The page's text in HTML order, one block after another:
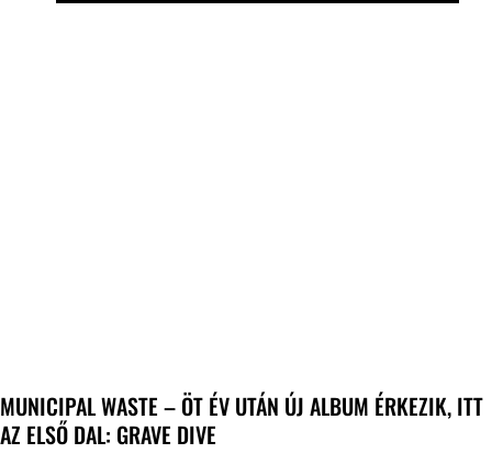
MUNICIPAL WASTE – ÖT ÉV UTÁN ÚJ ALBUM ÉRKEZIK, ITT
AZ ELSŐ DAL: GRAVE DIVE